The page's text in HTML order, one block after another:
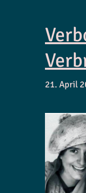
21. April